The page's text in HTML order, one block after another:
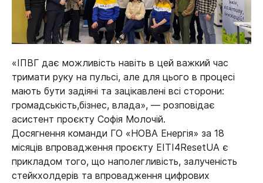
«ІПВГ дає можливість навіть в цей важкий час
тримати руку на пульсі, але для цього в процесі
мають бути задіяні та зацікавлені всі сторони:
громадськість,бізнес, влада», — розповідає
асистент проєкту Софія Молочій.
Досягнення команди ГО «НОВА Енергія» за 18
місяців впровадження проєкту EITI4ResetUA є
прикладом того, що наполегливість, залученість
стейкхолдерів та впровадження цифрових